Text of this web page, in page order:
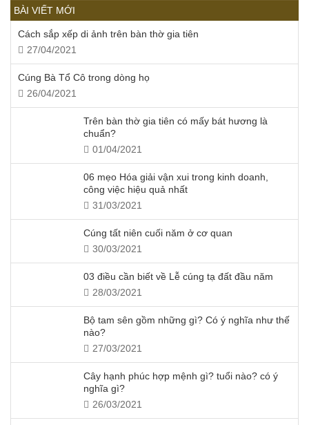
BÀI VIẾT MỚI
Cách sắp xếp di ảnh trên bàn thờ gia tiên
27/04/2021
Cúng Bà Tổ Cô trong dòng họ
26/04/2021
Trên bàn thờ gia tiên có mấy bát hương là
chuẩn?
01/04/2021
06 mẹo Hóa giải vận xui trong kinh doanh,
công việc hiệu quả nhất
31/03/2021
Cúng tất niên cuối năm ở cơ quan
30/03/2021
03 điều cần biết về Lễ cúng tạ đất đầu năm
28/03/2021
Bộ tam sên gồm những gì? Có ý nghĩa như thế
nào?
27/03/2021
Cây hạnh phúc hợp mệnh gì? tuổi nào? có ý
nghĩa gì?
26/03/2021